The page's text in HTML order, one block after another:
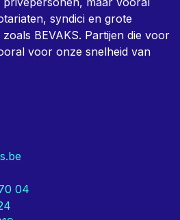
syndici en grote
BEVAKS. Partijen die voor
voor onze snelheid van
04